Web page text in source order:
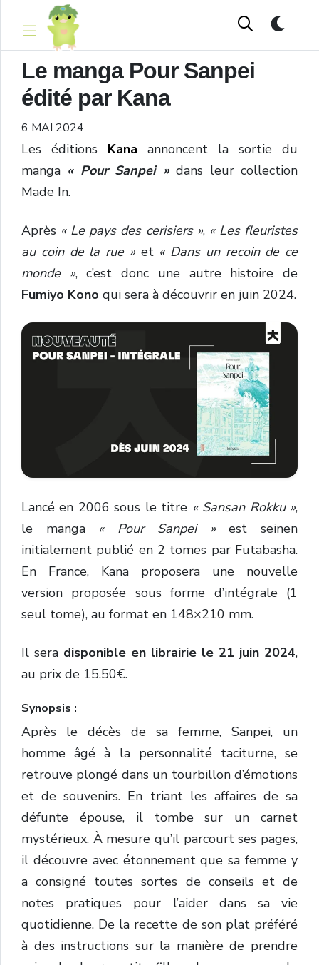
Le manga Pour Sanpei
édité par Kana
6 MAI 2024
Les éditions Kana annoncent la sortie du
manga « Pour Sanpei »dans leur collection
Made In.
Après « Le pays des cerisiers »,« Les fleuristes
au coin de la rue »et « Dans un recoin de ce
monde », c’est donc une autre histoire de
Fumiyo Kono qui sera à découvrir en juin 2024.
Lancé en 2006 sous le titre « Sansan Rokku »,
le manga « Pour Sanpei »est seinen
initialement publié en 2 tomes par Futabasha.
En France, Kana proposera une nouvelle
version proposée sous forme d’intégrale (1
seul tome), au format en 148×210 mm.
Il sera disponible en librairie le 21 juin 2024,
au prix de 15.50€.
Synopsis :
Après le décès de sa femme, Sanpei, un
homme âgé à la personnalité taciturne, se
retrouve plongé dans un tourbillon d’émotions
et de souvenirs. En triant les affaires de sa
défunte épouse, il tombe sur un carnet
mystérieux. À mesure qu’il parcourt ses pages,
il découvre avec étonnement que sa femme y
a consigné toutes sortes de conseils et de
notes pratiques pour l’aider dans sa vie
quotidienne. De la recette de son plat préféré
à des instructions sur la manière de prendre